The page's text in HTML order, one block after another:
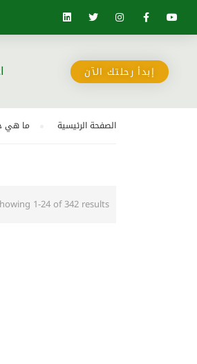
إبدأ رحلتك الآن
الصفحة الرئيسية ما هي
1-24 of 342 results